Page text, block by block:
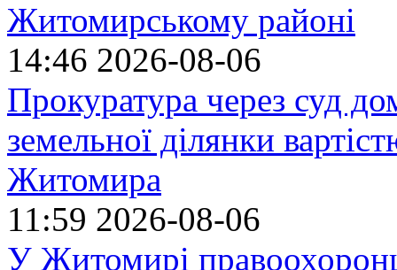
Житомирському районі
14:46 2026-08-06
Прокуратура через суд
земельної ділянки
Житомира
11:59 2026-08-06
У Житомирі